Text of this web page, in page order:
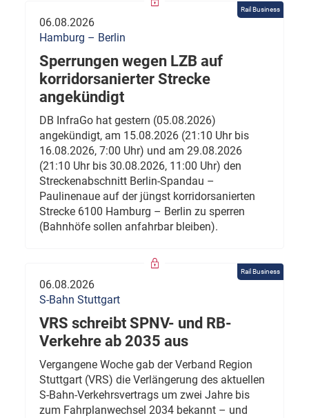
Rail Business
06.08.2026
Hamburg – Berlin
Sperrungen wegen LZB auf
korridorsanierter Strecke
angekündigt
DB InfraGo hat gestern (05.08.2026)
angekündigt, am 15.08.2026 (21:10 Uhr bis
16.08.2026, 7:00 Uhr) und am 29.08.2026
(21:10 Uhr bis 30.08.2026, 11:00 Uhr) den
Streckenabschnitt Berlin-Spandau –
Paulinenaue auf der jüngst korridorsanierten
Strecke 6100 Hamburg – Berlin zu sperren
(Bahnhöfe sollen anfahrbar bleiben).
Rail Business
06.08.2026
S-Bahn Stuttgart
VRS schreibt SPNV- und RB-
Verkehre ab 2035 aus
Vergangene Woche gab der Verband Region
Stuttgart (VRS) die Verlängerung des aktuellen
S-Bahn-Verkehrsvertrags um zwei Jahre bis
zum Fahrplanwechsel 2034 bekannt – und